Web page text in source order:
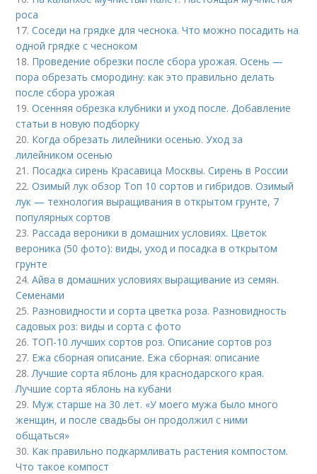
роса
17.Соседи на грядке для чеснока. Что можно посадить на
одной грядке с чесноком
18. Проведение обрезки после сбора урожая. Осень —
пора обрезать смородину: как это правильно делать
после сбора урожая
19.Осенняя обрезка клубники и уход после. Добавление
статьи в новую подборку
20. Когда обрезать лилейники осенью. Уход за
лилейником осенью
21. Посадка сирень Красавица Москвы. Сирень в России
22.Озимый лук обзор Топ 10 сортов и гибридов. Озимый
лук — технология выращивания в открытом грунте, 7
популярных сортов
23. Рассада вероники в домашних условиях. Цветок
вероника (50 фото): виды, уход и посадка в открытом
грунте
24.Айва в домашних условиях выращивание из семян.
Семенами
25. Разновидности и сорта цветка роза. Разновидность
садовых роз: виды и сорта с фото
26. ТОП-10 лучших сортов роз. Описание сортов роз
27. Ежа сборная описание. Ежа сборная: описание
28. Лучшие сорта яблонь для краснодарского края.
Лучшие сорта яблонь на кубани
29. Муж старше на 30 лет. «У моего мужа было много
женщин, и после свадьбы он продолжил с ними
общаться»
30. Как правильно подкармливать растения компостом.
Что такое компост